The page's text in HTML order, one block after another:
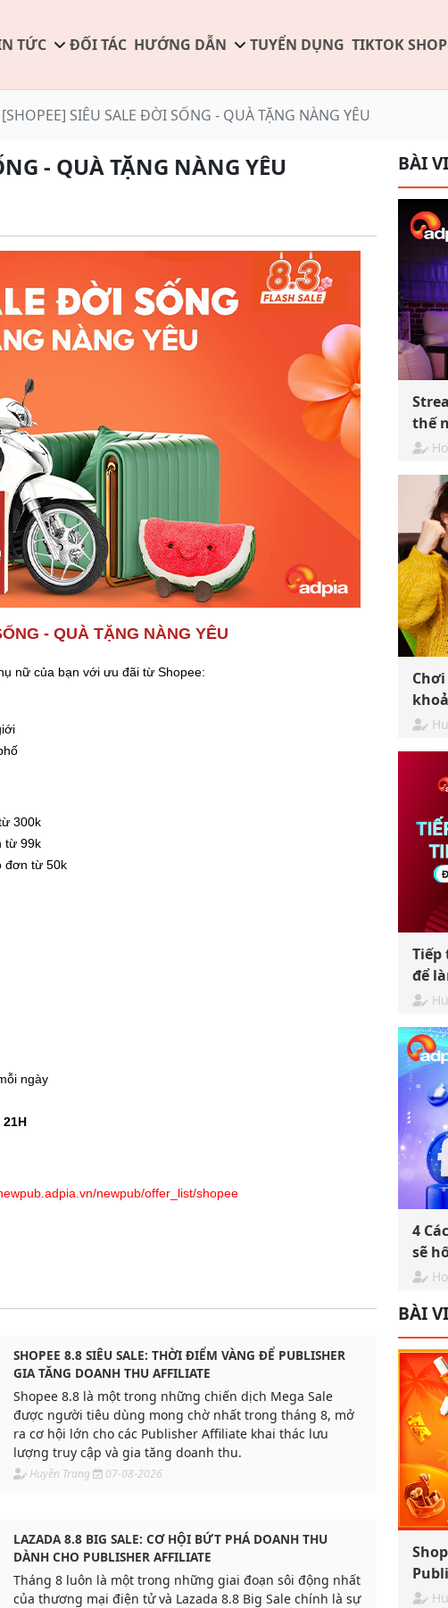
TỨC ĐỐI TÁC HƯỚNG DẪN TUYỂN DỤNG TIKTOK SHOP
[SHOPEE] SIÊU SALE ĐỜI SỐNG - QUÀ TẶNG NÀNG YÊU
- QUÀ TẶNG NÀNG YÊU
- QUÀ TẶNG NÀNG YÊU
nữ của bạn với ưu đãi từ Shopee:
300k
từ 99k
đơn từ 50k
ngày
21H
newpub/offer_list/shopee
SHOPEE 8.8 SIÊU SALE: THỜI ĐIỂM VÀNG ĐỂ PUBLISHER
GIA TĂNG DOANH THU AFFILIATE
Shopee 8.8 là một trong những chiến dịch Mega Sale
được người tiêu dùng mong chờ nhất trong tháng 8, mở
ra cơ hội lớn cho các Publisher Affiliate khai thác lưu
lượng truy cập và gia tăng doanh thu.
Huyền Trang 07-08-2026
LAZADA 8.8 BIG SALE: CƠ HỘI BỨT PHÁ DOANH THU
DÀNH CHO PUBLISHER AFFILIATE
Tháng 8 luôn là một trong những giai đoạn sôi động nhất
của thương mại điện tử và Lazada 8.8 Big Sale chính là sự
BÀI
thế
Tiếp
để
4
sẽ
BÀI